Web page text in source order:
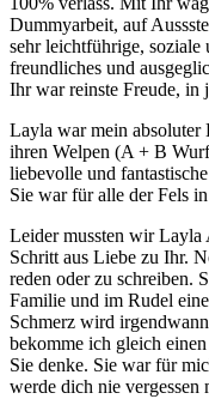
Dummyarbeit, auf
sehr leichtführige,
freundliches und
Ihr war reinste Freude, in
Layla war mein absoluter
ihren Welpen (A + B
liebevolle und
Sie war für alle der Fels
Leider mussten wir Layla
Schritt aus Liebe zu Ihr.
reden oder zu schreiben.
Familie und im Rudel
Schmerz wird
bekomme ich gleich
Sie denke. Sie war für
werde dich nie vergessen